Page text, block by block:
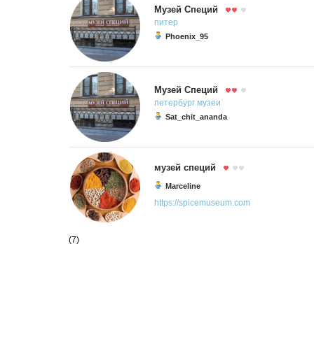
Музей Специй
питер
Phoenix_95
Музей Специй
петербург музеи
Sat_chit_ananda
музей специй
Marceline
https://spicemuseum.com
(7)